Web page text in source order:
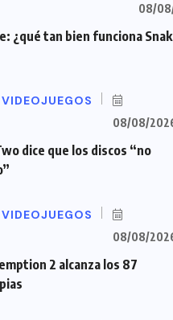
08/
¿qué tan bien funciona
VIDEOJUEGOS
08/08/
dice que los discos “no
VIDEOJUEGOS
08/08/
2 alcanza los 87